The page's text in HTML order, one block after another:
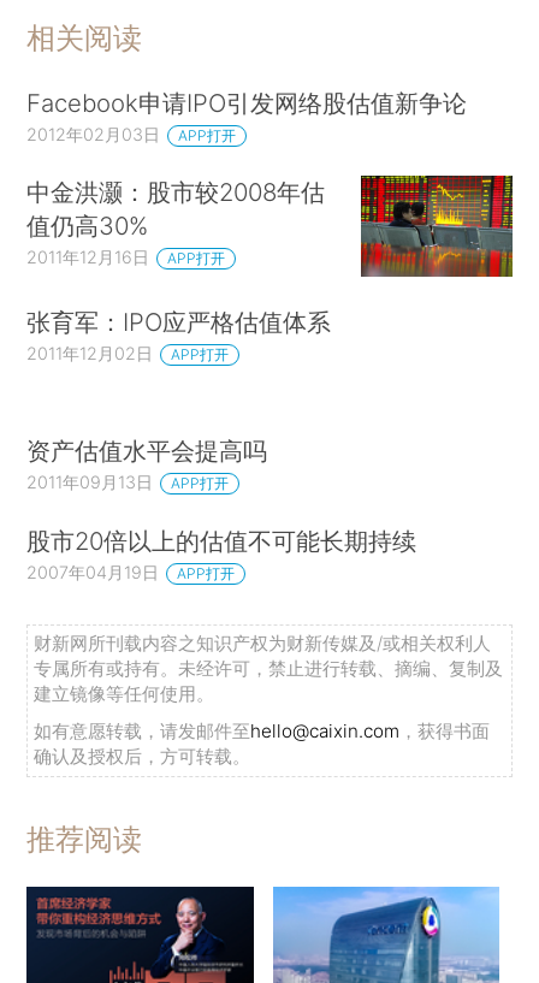
相关阅读
Facebook申请IPO引发网络股估值新争论
2012年02月03日 APP打开
中金洪灏：股市较2008年估
值仍高30%
2011年12月16日 APP打开
张育军：IPO应严格估值体系
2011年12月02日 APP打开
资产估值水平会提高吗
2011年09月13日 APP打开
股市20倍以上的估值不可能长期持续
2007年04月19日 APP打开
财新网所刊载内容之知识产权为财新传媒及/或相关权利人
专属所有或持有。未经许可，禁止进行转载、摘编、复制及
建立镜像等任何使用。
如有意愿转载，请发邮件至hello@caixin.com ，获得书面
确认及授权后，方可转载。
推荐阅读